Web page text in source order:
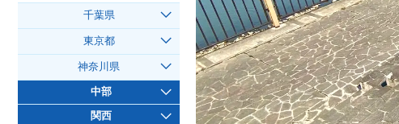
千葉県
東京都
神奈川県
中部
関西